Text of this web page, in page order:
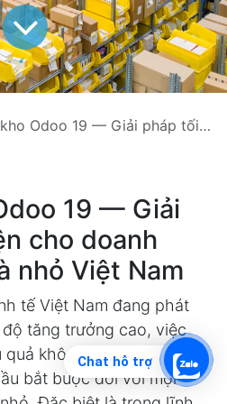
19 — Giải pháp tối ưu cho doanh nghiệp vừa và nhỏ Việt Nam
19 — Giải
cho doanh
nhỏ Việt Nam
tế Việt Nam đang phát
tăng trưởng cao, việc
không còn là lựa chọn
bắt buộc đối với mọi
Chat hỗ trợ